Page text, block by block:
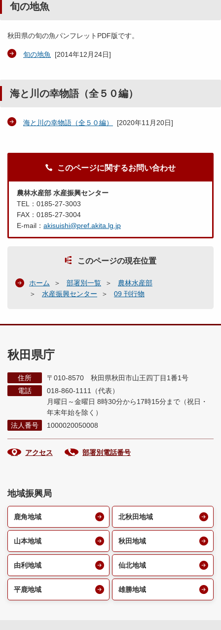
旬の地魚
秋田県の旬の魚パンフレットPDF版です。
旬の地魚 [2014年12月24日]
海と川の幸物語（全５０編）
海と川の幸物語（全５０編） [2020年11月20日]
このページに関するお問い合わせ
農林水産部 水産振興センター
TEL：0185-27-3003
FAX：0185-27-3004
E-mail： akisuishi@pref.akita.lg.jp
このページの現在位置
ホーム 部署別一覧
農林水産部
水産振興センター
09 刊行物
秋田県庁
住所
〒010-8570 秋田県秋田市山王四丁目1番1号
電話
018-860-1111（代表）
月曜日～金曜日 8時30分から17時15分まで （祝日・
年末年始を除く）
法人番号
1000020050008
アクセス 部署別電話番号
地域振興局
鹿角地域 北秋田地域
山本地域 秋田地域
由利地域 仙北地域
平鹿地域 雄勝地域